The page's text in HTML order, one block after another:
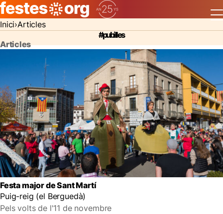
Inici Articles
#pubilles
Articles
Festa major de Sant Martí
Puig-reig (el Berguedà)
Pels volts de l'11 de novembre